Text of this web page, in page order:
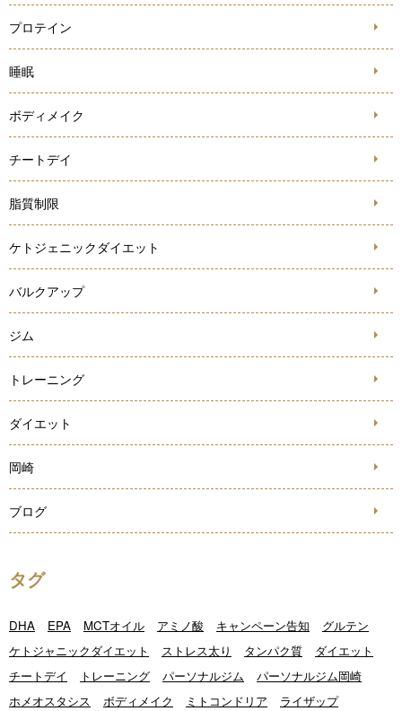
プロテイン
睡眠
ボディメイク
チートデイ
脂質制限
ケトジェニックダイエット
バルクアップ
ジム
トレーニング
ダイエット
岡崎
ブログ
タグ
DHA EPA MCTオイル アミノ酸 キャンペーン告知
グルテン
ケトジャニックダイエット
ストレス太り タンパク質
ダイエット
チートデイ
トレーニング パーソナルジム
パーソナルジム岡崎
ホメオスタシス
ボディメイク ミトコンドリア
ライザップ